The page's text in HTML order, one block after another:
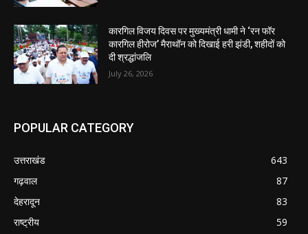
कारगिल विजय दिवस पर मुख्यमंत्री धामी ने ‘रन फॉर
कारगिल हीरोज’ मैराथॉन को दिखाई हरी झंडी, शहीदों को
दी श्रद्धांजलि
July 26, 2026
POPULAR CATEGORY
उत्तराखंड
643
गढ़वाल
87
देहरादून
83
राष्ट्रीय
59